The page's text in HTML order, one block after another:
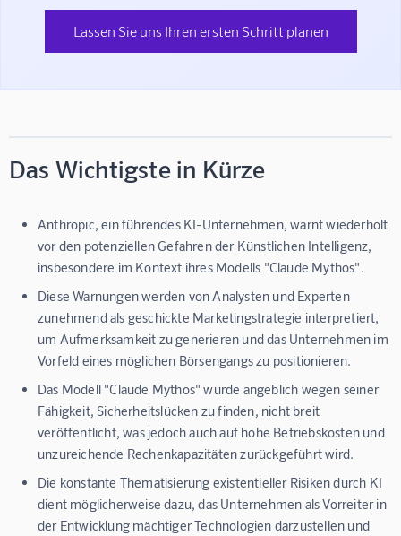
Lassen Sie uns Ihren ersten Schritt planen
Das Wichtigste in Kürze
Anthropic, ein führendes KI-Unternehmen, warnt wiederholt
vor den potenziellen Gefahren der Künstlichen Intelligenz,
insbesondere im Kontext ihres Modells "Claude Mythos".
Diese Warnungen werden von Analysten und Experten
zunehmend als geschickte Marketingstrategie interpretiert,
um Aufmerksamkeit zu generieren und das Unternehmen im
Vorfeld eines möglichen Börsengangs zu positionieren.
Das Modell "Claude Mythos" wurde angeblich wegen seiner
Fähigkeit, Sicherheitslücken zu finden, nicht breit
veröffentlicht, was jedoch auch auf hohe Betriebskosten und
unzureichende Rechenkapazitäten zurückgeführt wird.
Die konstante Thematisierung existentieller Risiken durch KI
dient möglicherweise dazu, das Unternehmen als Vorreiter in
der Entwicklung mächtiger Technologien darzustellen und